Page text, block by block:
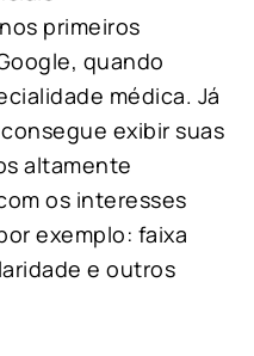
primeiros
quando
médica. Já
exibir suas
altamente
os interesses
exemplo: faixa
e outros